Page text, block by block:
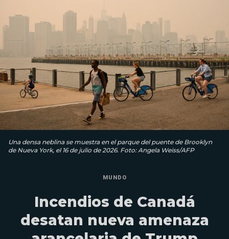
Una densa neblina se muestra en el parque del puente de Brooklyn
de Nueva York, el 16 de julio de 2026. Foto: Angela Weiss/AFP
MUNDO
Incendios de Canadá
desatan nueva amenaza